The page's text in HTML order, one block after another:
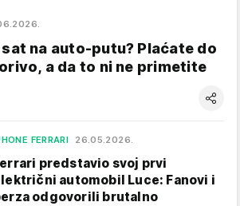
na auto-putu? Plaćate do
a da to ni ne primetite
FERRARI 26.05.2026.
predstavio svoj prvi
automobil Luce: Fanovi i
odgovorili brutalno